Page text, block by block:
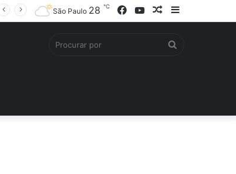
Barra
Artigo
YouTube
Facebook
São Paulo 28 ℃